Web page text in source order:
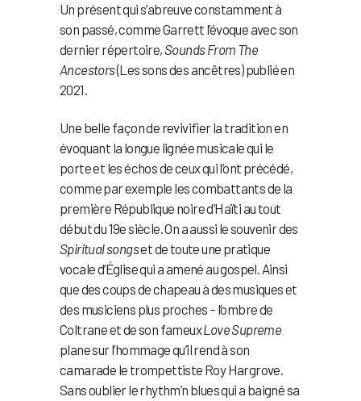
Un présent qui s’abreuve constamment à
son passé, comme Garrett l’évoque avec son
dernier répertoire, Sounds From The
Ancestors(Les sons des ancêtres) publié en
2021.
Une belle façon de revivifier la tradition en
évoquant la longue lignée musicale qui le
porte et les échos de ceux qui l’ont précédé,
comme par exemple les combattants de la
première République noire d’Haïti au tout
début du 19e siècle. On a aussi le souvenir des
Spiritual songset de toute une pratique
vocale d’Église qui a amené au gospel. Ainsi
que des coups de chapeau à des musiques et
des musiciens plus proches – l’ombre de
Coltrane et de son fameuxLove Supreme
plane sur l’hommage qu’il rend à son
camarade le trompettiste Roy Hargrove.
Sans oublier le rhythm’n blues qui a baigné sa